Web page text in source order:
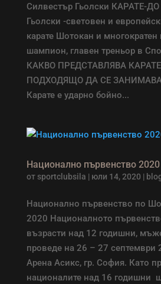
Силвестър Гьолски КАРАТЕ-
Гьолски -световен и
карате Шотокан и
шампион, главен треньор в
КАКВО ПРЕДСТАВЛЯВА
ПОДХОДЯЩО ДА СЕ ЗАНИМАВА
Карате е ударно бойно...
Национално първенство 2020
от sportclubsila | юли 14, 2020 |
Национално първенство по
2020 Националното
възрасти над 12 годишни,
проведе на 26 – 27 септември
Арена Асикс, гр. София. Като
националите над 16 годишни